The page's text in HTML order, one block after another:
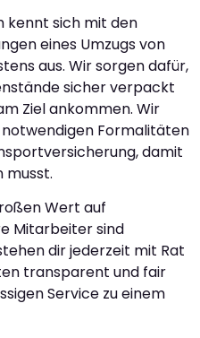
kennt sich mit den
eines Umzugs von
aus. Wir sorgen dafür,
sicher verpackt
Ziel ankommen. Wir
Formalitäten
damit
musst.
Wert auf
Mitarbeiter sind
dir jederzeit mit Rat
transparent und fair
Service zu einem